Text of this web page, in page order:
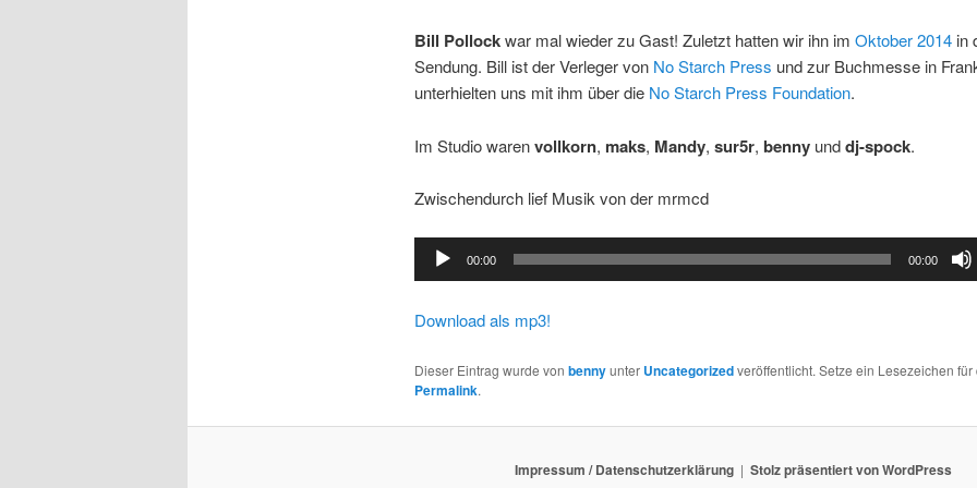
Bill Pollockwar mal wieder zu Gast! Zuletzt hatten wir ihn im Oktober 2014in
Sendung. Bill ist der Verleger von No Starch Press und zur Buchmesse in
unterhielten uns mit ihm über die No Starch Press Foundation.
Im Studio warenvollkorn, maks, Mandy, sur5r, bennyunddj-spock.
Zwischendurch lief Musik von der mrmcd
Audio-
Player
00:00 00:00
Download als mp3!
Dieser Eintrag wurde von bennyunter Uncategorizedveröffentlicht. Setze ein Lesezeichen für
Permalink.
Impressum / Datenschutzerklärung Stolz präsentiert von WordPress